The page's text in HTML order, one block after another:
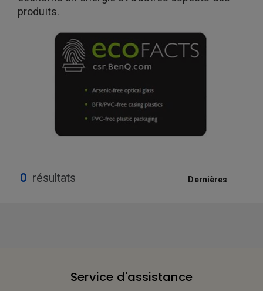
produits.
0 résultats Dernières
Service d'assistance